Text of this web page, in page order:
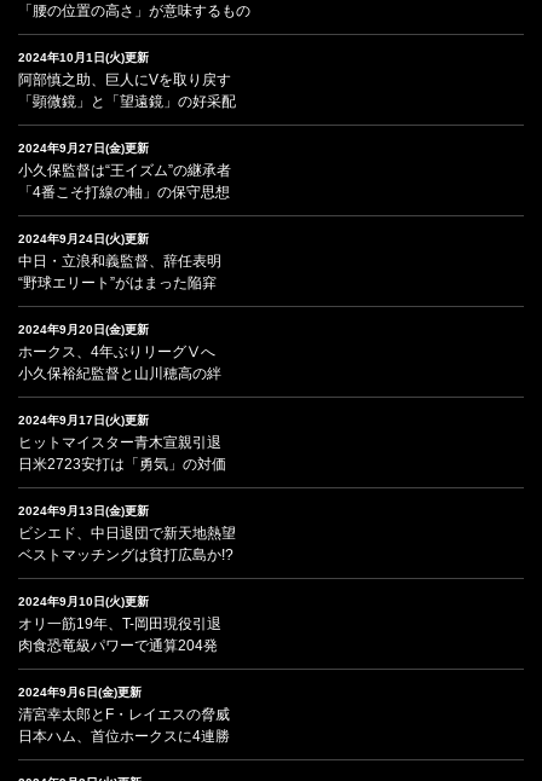
「腰の位置の高さ」が意味するもの
2024年10月1日(火)更新
阿部慎之助、巨人にVを取り戻す
「顕微鏡」と「望遠鏡」の好采配
2024年9月27日(金)更新
小久保監督は“王イズム”の継承者
「4番こそ打線の軸」の保守思想
2024年9月24日(火)更新
中日・立浪和義監督、辞任表明
“野球エリート”がはまった陥穽
2024年9月20日(金)更新
ホークス、4年ぶりリーグⅤへ
小久保裕紀監督と山川穂高の絆
2024年9月17日(火)更新
ヒットマイスター青木宣親引退
日米2723安打は「勇気」の対価
2024年9月13日(金)更新
ビシエド、中日退団で新天地熱望
ベストマッチングは貧打広島か!?
2024年9月10日(火)更新
オリ一筋19年、T-岡田現役引退
肉食恐竜級パワーで通算204発
2024年9月6日(金)更新
清宮幸太郎とF・レイエスの脅威
日本ハム、首位ホークスに4連勝